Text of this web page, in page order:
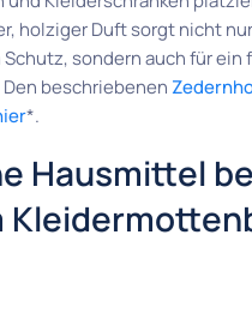
holziger Duft sorgt nicht
sondern auch für ein
Den beschriebenen
*.
Hausmittel